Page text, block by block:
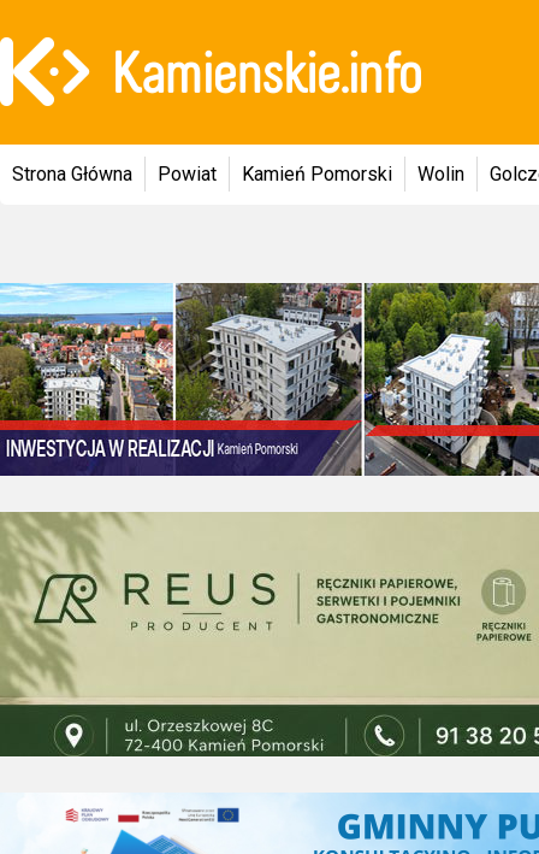
Strona Główna Powiat Kamień Pomorski Wolin